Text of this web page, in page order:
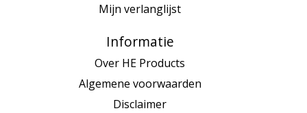
Mijn verlanglijst
Informatie
Over HE Products
Algemene voorwaarden
Disclaimer